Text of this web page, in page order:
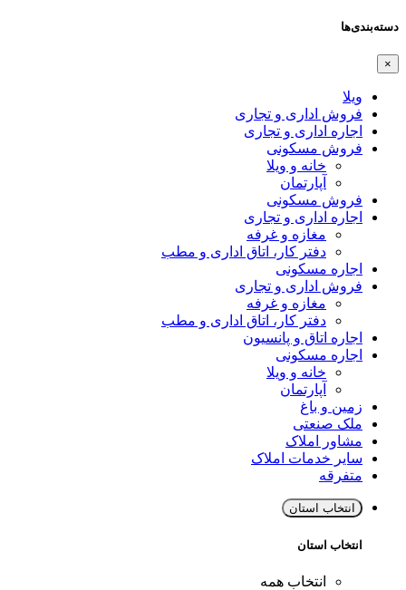
دسته‌بندی‌ها
×
ویلا
فروش اداری و تجاری
اجاره اداری و تجاری
فروش مسکونی
خانه و ویلا
آپارتمان
فروش مسکونی
اجاره اداری و تجاری
مغازه و غرفه
دفتر کار، اتاق اداری و مطب
اجاره مسکونی
فروش اداری و تجاری
مغازه و غرفه
دفتر کار، اتاق اداری و مطب
اجاره اتاق و پانسیون
اجاره مسکونی
خانه و ویلا
آپارتمان
زمین و باغ
ملک صنعتی
مشاور املاک
سایر خدمات املاک
متفرقه
انتخاب استان
انتخاب استان
انتخاب همه